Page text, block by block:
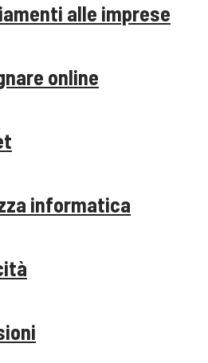
alle imprese
online
informatica